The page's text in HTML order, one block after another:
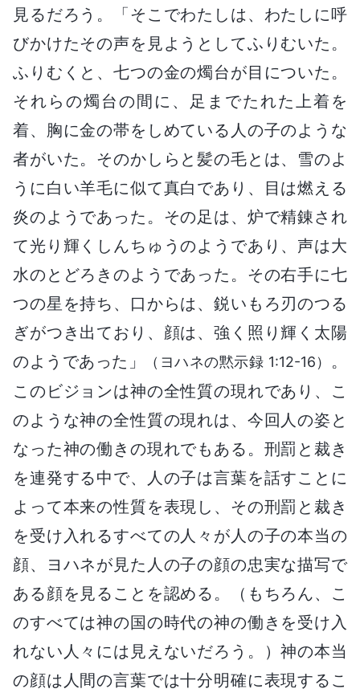
見るだろう。「そこでわたしは、わたしに呼
びかけたその声を見ようとしてふりむいた。
ふりむくと、七つの金の燭台が目についた。
それらの燭台の間に、足までたれた上着を
着、胸に金の帯をしめている人の子のような
者がいた。そのかしらと髪の毛とは、雪のよ
うに白い羊毛に似て真白であり、目は燃える
炎のようであった。その足は、炉で精錬され
て光り輝くしんちゅうのようであり、声は大
水のとどろきのようであった。その右手に七
つの星を持ち、口からは、鋭いもろ刃のつる
ぎがつき出ており、顔は、強く照り輝く太陽
のようであった」
（ヨハネの黙示録 1:12-16） 。
このビジョンは神の全性質の現れであり、こ
のような神の全性質の現れは、今回人の姿と
なった神の働きの現れでもある。刑罰と裁き
を連発する中で、人の子は言葉を話すことに
よって本来の性質を表現し、その刑罰と裁き
を受け入れるすべての人々が人の子の本当の
顔、ヨハネが見た人の子の顔の忠実な描写で
ある顔を見ることを認める。（もちろん、こ
のすべては神の国の時代の神の働きを受け入
れない人々には見えないだろう。）神の本当
の顔は人間の言葉では十分明確に表現するこ